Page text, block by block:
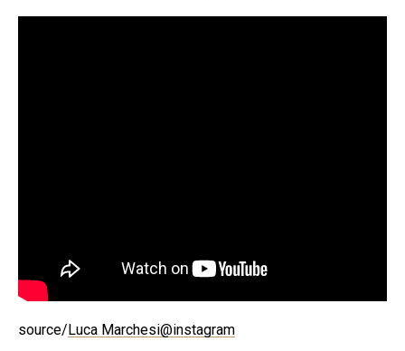
source/Luca Marchesi@instagram